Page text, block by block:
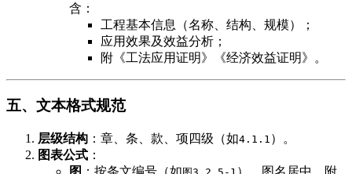
含：
工程基本信息（名称、结构、规模）；
应用效果及效益分析；
附《工法应用证明》《经济效益证明》。
​五、文本格式规范​
​层级结构​ ​：章、条、款、项四级（如4.1.1 ）。
​图表公式​ ​：
​图​ ​：按条文编号（如
），图名居中，附